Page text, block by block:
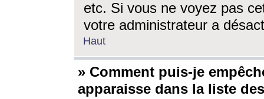
etc. Si vous ne voyez pas
votre administrateur a
Haut
» Comment puis-je
apparaisse dans la liste